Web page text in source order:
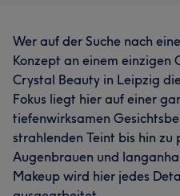
Wer auf der Suche nach
Konzept an einem einzigen
Crystal Beauty in Leipzig
Fokus liegt hier auf einer
tiefenwirksamen
strahlenden Teint bis hin
Augenbrauen und
Makeup wird hier jedes